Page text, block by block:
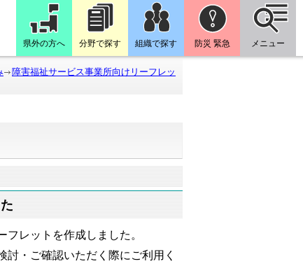
県外の方へ 分野で探す 組織で探す 防災 緊急 メニュー
障害福祉サービス事業所向けリーフレッ
レットを作成しました。
・ご確認いただく際にご利用く